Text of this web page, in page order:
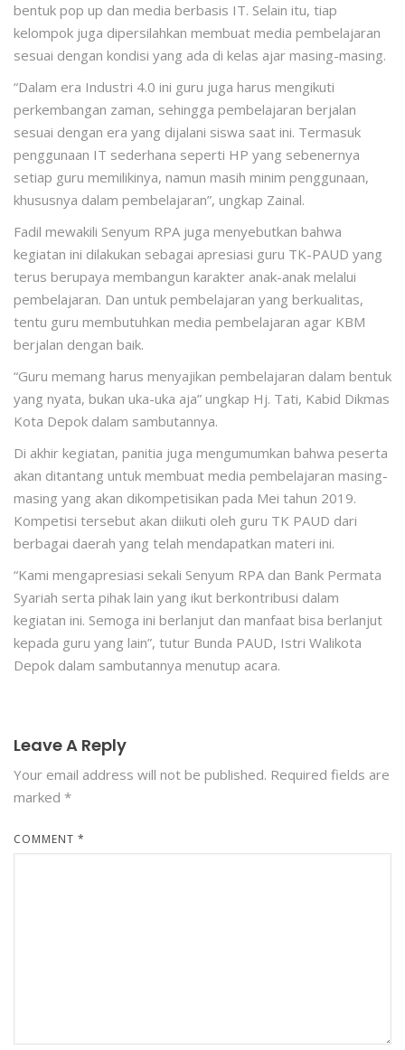
bentuk pop up dan media berbasis IT. Selain itu, tiap
kelompok juga dipersilahkan membuat media pembelajaran
sesuai dengan kondisi yang ada di kelas ajar masing-masing.
“Dalam era Industri 4.0 ini guru juga harus mengikuti
perkembangan zaman, sehingga pembelajaran berjalan
sesuai dengan era yang dijalani siswa saat ini. Termasuk
penggunaan IT sederhana seperti HP yang sebenernya
setiap guru memilikinya, namun masih minim penggunaan,
khususnya dalam pembelajaran”, ungkap Zainal.
Fadil mewakili Senyum RPA juga menyebutkan bahwa
kegiatan ini dilakukan sebagai apresiasi guru TK-PAUD yang
terus berupaya membangun karakter anak-anak melalui
pembelajaran. Dan untuk pembelajaran yang berkualitas,
tentu guru membutuhkan media pembelajaran agar KBM
berjalan dengan baik.
“Guru memang harus menyajikan pembelajaran dalam bentuk
yang nyata, bukan uka-uka aja” ungkap Hj. Tati, Kabid Dikmas
Kota Depok dalam sambutannya.
Di akhir kegiatan, panitia juga mengumumkan bahwa peserta
akan ditantang untuk membuat media pembelajaran masing-
masing yang akan dikompetisikan pada Mei tahun 2019.
Kompetisi tersebut akan diikuti oleh guru TK PAUD dari
berbagai daerah yang telah mendapatkan materi ini.
“Kami mengapresiasi sekali Senyum RPA dan Bank Permata
Syariah serta pihak lain yang ikut berkontribusi dalam
kegiatan ini. Semoga ini berlanjut dan manfaat bisa berlanjut
kepada guru yang lain”, tutur Bunda PAUD, Istri Walikota
Depok dalam sambutannya menutup acara.
Leave A Reply
Your email address will not be published. Required fields are
marked *
COMMENT *